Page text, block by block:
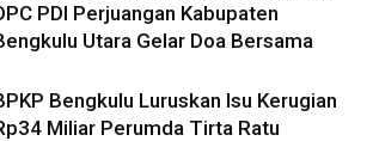
PDI Perjuangan Kabupaten
Utara Gelar Doa Bersama
Bengkulu Luruskan Isu Kerugian
Miliar Perumda Tirta Ratu